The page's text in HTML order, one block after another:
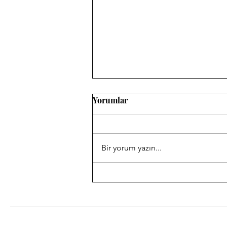
Koleksiyonumdan Eski
Yorumlar
Bir yorum yazın...